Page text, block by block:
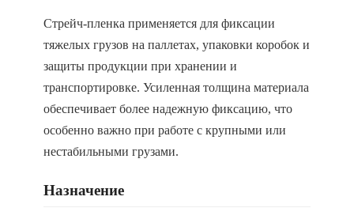
Стрейч-пленка применяется для фиксации
тяжелых грузов на паллетах, упаковки коробок и
защиты продукции при хранении и
транспортировке. Усиленная толщина материала
обеспечивает более надежную фиксацию, что
особенно важно при работе с крупными или
нестабильными грузами.
Назначение